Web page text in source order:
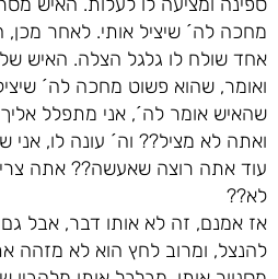
מחכה לה´ שיציל אותי. לאחר
אחד שולח לו גלגל הצלה. האיש
ואומר, שהוא פשוט מחכה לה´
שהאיש אומר לה´, אני מתפלל
ואתה לא מציל?? וה´ עונה לו,
עוד אתה רוצה שאעשה?? אתה
לא??
אז אמנם, זה לא אותו דבר, אבל
להנצל, ומרוב לחץ הוא לא מזהה